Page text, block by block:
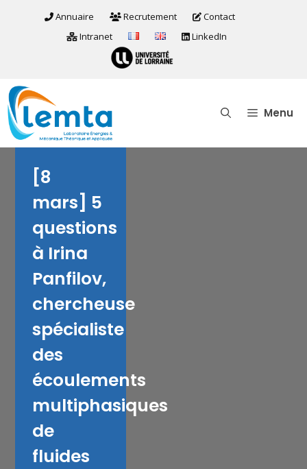
Annuaire Recrutement
Contact
Intranet
LinkedIn
Menu
[8
mars] 5
questions
à Irina
Panfilov,
chercheuse
spécialiste
des
écoulements
multiphasiques
de
fluides